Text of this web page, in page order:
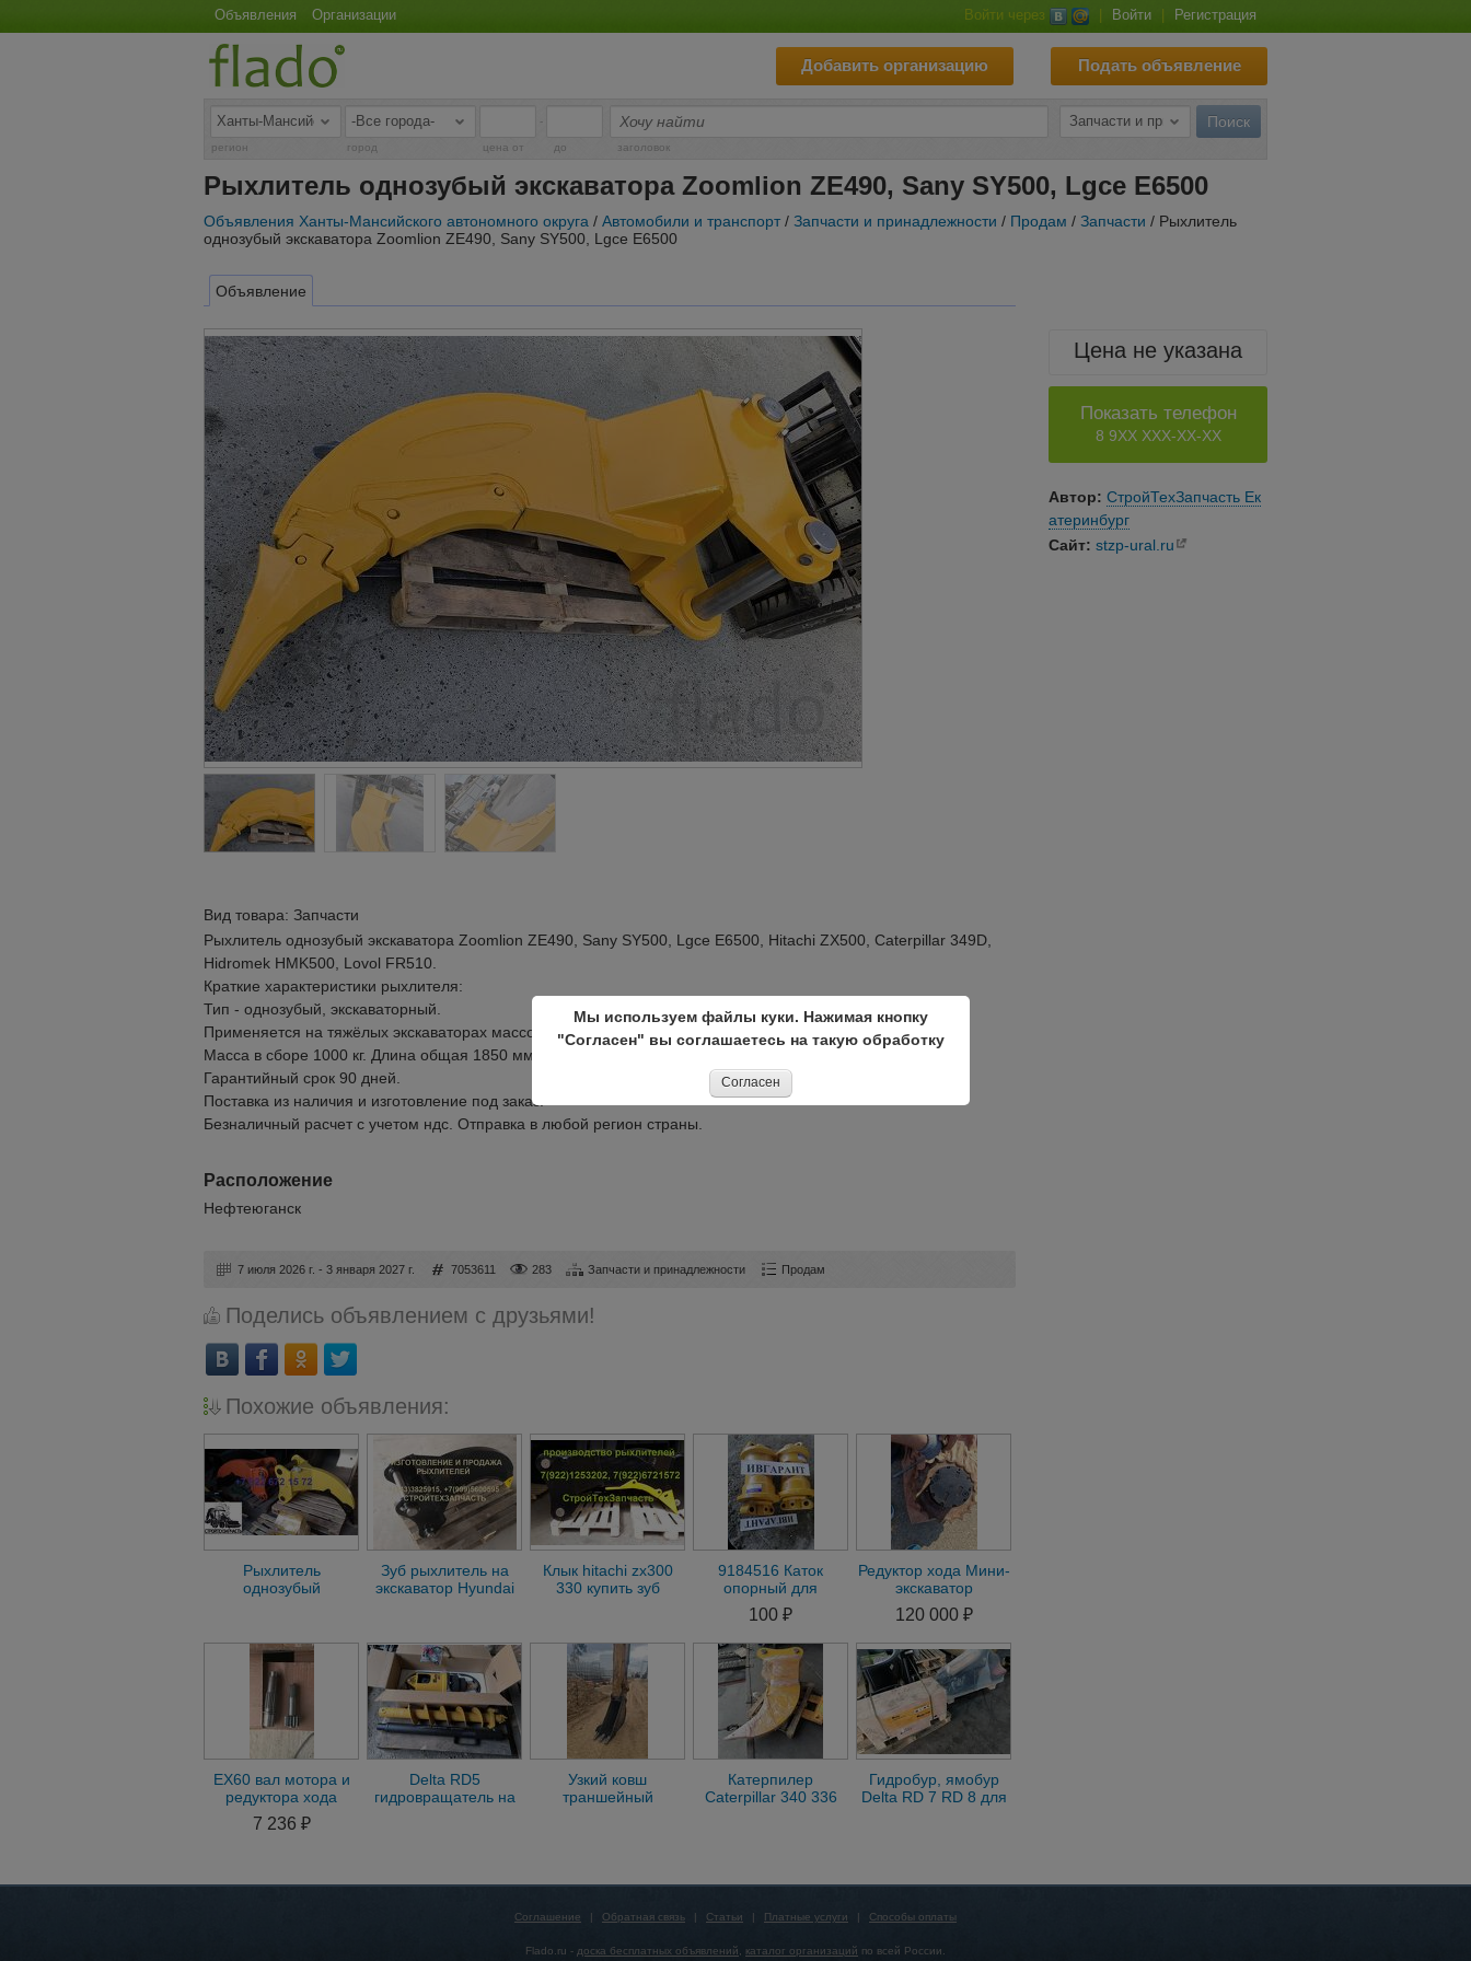
Объявления Организации Войти через Войти Регистрация
Подать объявление
Добавить организацию
-
регион город цена от до заголовок
Рыхлитель однозубый экскаватора Zoomlion ZE490, Sany SY500, Lgce E6500
Объявления Ханты-Мансийского автономного округа / Автомобили и транспорт / Запчасти и принадлежности / Продам / Запчасти / Рыхлитель
однозубый экскаватора Zoomlion ZE490, Sany SY500, Lgce E6500
Объявление
Вид товара: Запчасти
Рыхлитель однозубый экскаватора Zoomlion ZE490, Sany SY500, Lgce E6500, Hitachi ZX500, Caterpillar 349D,
Hidromek HMK500, Lovol FR510.
Краткие характеристики рыхлителя:
Тип - однозубый, экскаваторный.
Применяется на тяжёлых экскаваторах массой от 45 до 50 тонн.
Масса в сборе 1000 кг. Длина общая 1850 мм. Полная комплектация.
Гарантийный срок 90 дней.
Поставка из наличия и изготовление под заказ.
Безналичный расчет с учетом ндс. Отправка в любой регион страны.
Расположение
Нефтеюганск
7 июля 2026 г. - 3 января 2027 г. 7053611 283 Запчасти и принадлежности Продам
Поделись объявлением с друзьями!
Похожие объявления:
Рыхлитель
однозубый
Зуб рыхлитель на
экскаватор Hyundai
Клык hitachi zx300
330 купить зуб
300 330
9184516 Каток
опорный для
экскаватора Hitachi
9184516
100 ₽
Редуктор хода Мини-
экскаватор
гусеничный Cat 305,
305.5, 306
120 000 ₽
EX60 вал мотора и
редуктора хода
(детали бортовой
экскаватора)
7 236 ₽
Delta RD5
гидровращатель на
Узкий ковш
траншейный
Катерпилер
Caterpillar 340 336
Гидробур, ямобур
Delta RD 7 RD 8 для
Цена не указана
Показать телефон
8 9XX XXX-XX-XX
Автор: СтройТехЗапчасть Ек
атеринбург
Сайт: stzp-ural.ru
Соглашение | Обратная связь | Статьи | Платные услуги | Способы оплаты
Flado.ru - доска бесплатных объявлений, каталог организаций по всей России.
Мы используем файлы куки. Нажимая кнопку
"Согласен" вы соглашаетесь на такую обработку
Согласен